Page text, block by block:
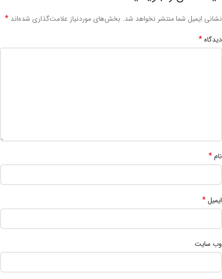
نشانی ایمیل شما منتشر نخواهد شد. بخش‌های موردنیاز علامت‌گذاری شده‌اند *
دیدگاه*
نام*
ایمیل*
وب‌ سایت